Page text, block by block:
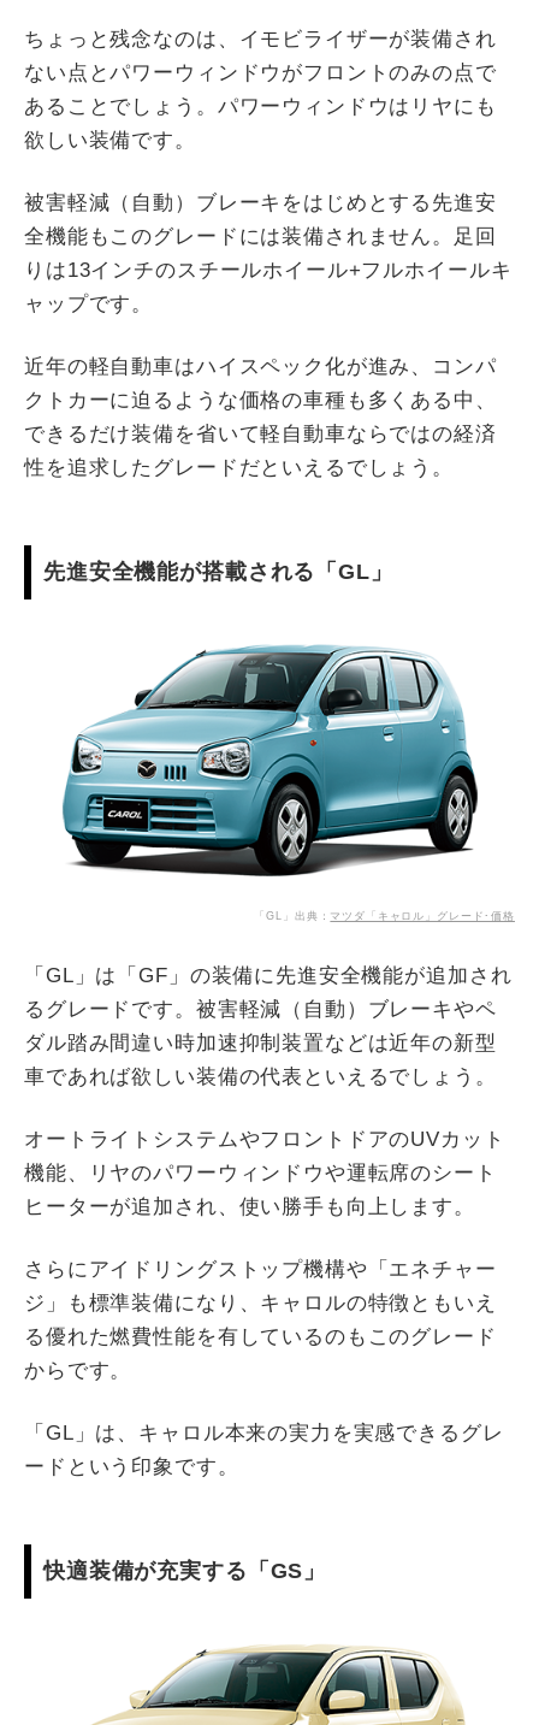
ちょっと残念なのは、イモビライザーが装備され
ない点とパワーウィンドウがフロントのみの点で
あることでしょう。パワーウィンドウはリヤにも
欲しい装備です。
被害軽減（自動）ブレーキをはじめとする先進安
全機能もこのグレードには装備されません。足回
りは13インチのスチールホイール+フルホイールキ
ャップです。
近年の軽自動車はハイスペック化が進み、コンパ
クトカーに迫るような価格の車種も多くある中、
できるだけ装備を省いて軽自動車ならではの経済
性を追求したグレードだといえるでしょう。
先進安全機能が搭載される「GL」
「GL」出典： マツダ「キャロル」グレード･価格
「GL」は「GF」の装備に先進安全機能が追加され
るグレードです。被害軽減（自動）ブレーキやペ
ダル踏み間違い時加速抑制装置などは近年の新型
車であれば欲しい装備の代表といえるでしょう。
オートライトシステムやフロントドアのUVカット
機能、リヤのパワーウィンドウや運転席のシート
ヒーターが追加され、使い勝手も向上します。
さらにアイドリングストップ機構や「エネチャー
ジ」も標準装備になり、キャロルの特徴ともいえ
る優れた燃費性能を有しているのもこのグレード
からです。
「GL」は、キャロル本来の実力を実感できるグレ
ードという印象です。
快適装備が充実する「GS」